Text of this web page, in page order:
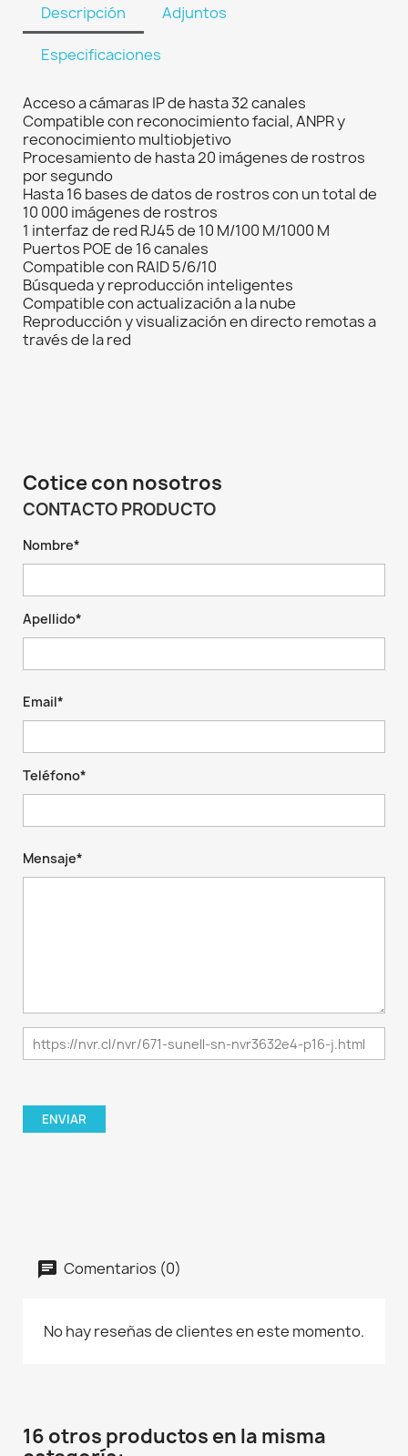
Descripción Adjuntos
Especificaciones
Acceso a cámaras IP de hasta 32 canales
Compatible con reconocimiento facial, ANPR y
reconocimiento multiobjetivo
Procesamiento de hasta 20 imágenes de rostros
por segundo
Hasta 16 bases de datos de rostros con un total de
10 000 imágenes de rostros
1 interfaz de red RJ45 de 10 M/100 M/1000 M
Puertos POE de 16 canales
Compatible con RAID 5/6/10
Búsqueda y reproducción inteligentes
Compatible con actualización a la nube
Reproducción y visualización en directo remotas a
través de la red
Cotice con nosotros
CONTACTO PRODUCTO
Nombre*
Apellido*
Email*
Teléfono*
Mensaje*
Comentarios (0)
No hay reseñas de clientes en este momento.
16 otros productos en la misma